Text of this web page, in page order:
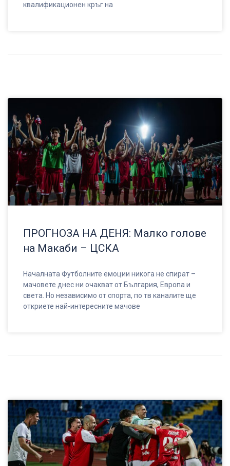
квалификационен кръг на
ПРОГНОЗА НА ДЕНЯ: Малко голове
на Макаби – ЦСКА
Началната Футболните емоции никога не спират –
мачовете днес ни очакват от България, Европа и
света. Но независимо от спорта, по тв каналите ще
откриете най-интересните мачове